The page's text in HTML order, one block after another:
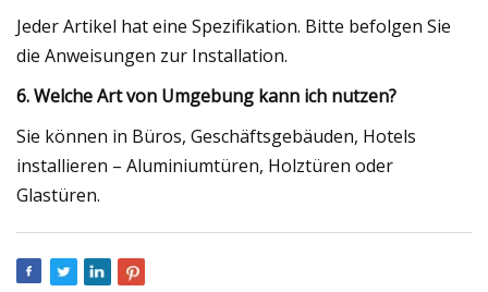
Jeder Artikel hat eine Spezifikation. Bitte befolgen Sie
die Anweisungen zur Installation.
6. Welche Art von Umgebung kann ich nutzen?
Sie können in Büros, Geschäftsgebäuden, Hotels
installieren – Aluminiumtüren, Holztüren oder
Glastüren.